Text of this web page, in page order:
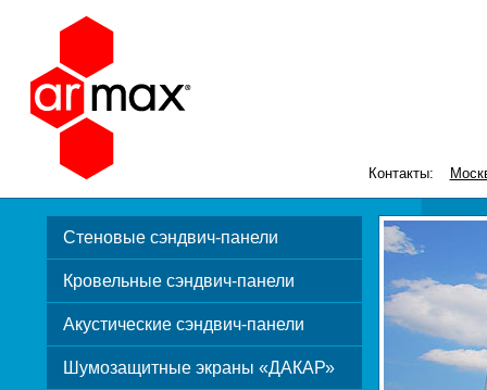
Контакты:
Стеновые сэндвич-панели
Кровельные сэндвич-панели
Акустические сэндвич-панели
Шумозащитные экраны «ДАКАР»